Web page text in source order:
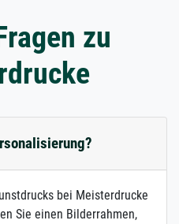
zu
bei Meisterdrucke
Sie einen Bilderrahmen,